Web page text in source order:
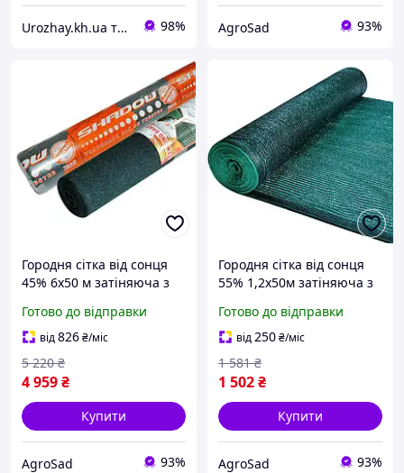
Urozhay.kh.ua товари для багатого врожаю 98% AgroSad 93%
Городня сітка від сонця
45% 6х50 м затіняюча з
малини та огірків від
перегрівання рослин
Готово до відправки
від826₴/міс
4 959₴
5 220 ₴
Купити
AgroSad 93%
Городня сітка від сонця
55% 1,2х50м затіняюча з
малини та огірків від
перегрівання рослин
Готово до відправки
від250₴/міс
1 502₴
1 581 ₴
Купити
AgroSad 93%